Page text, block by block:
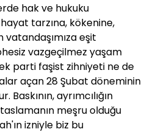
hak ve hukuku
tarzına, kökenine,
eşit
vazgeçilmez yaşam
parti faşist zihniyeti ne de
açan 28 Şubat döneminin
Baskının, ayrımcılığın
meşru olduğu
izniyle biz bu